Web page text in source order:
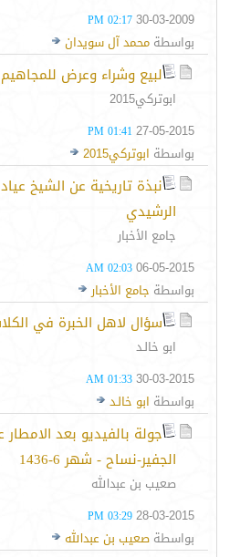
30-03-2009
02:17 PM
بواسطة محمد آل سويدان
لبيع وشراء وعرض
ابوتركي2015
27-05-2015
01:41 PM
بواسطة ابوتركي2015
نبذة تاريخية عن الشيخ
الرشيدي
جامع الأخبار
06-05-2015
02:03 AM
بواسطة جامع الأخبار
سؤال لاهل الخبرة في
ابو خالـد
30-03-2015
01:33 AM
بواسطة ابو خالـد
جولة بالفيديو بعد
الجفير-نساح - شهر 6-1436
صعيب بن عبدالله
28-03-2015
03:29 PM
بواسطة صعيب بن عبدالله